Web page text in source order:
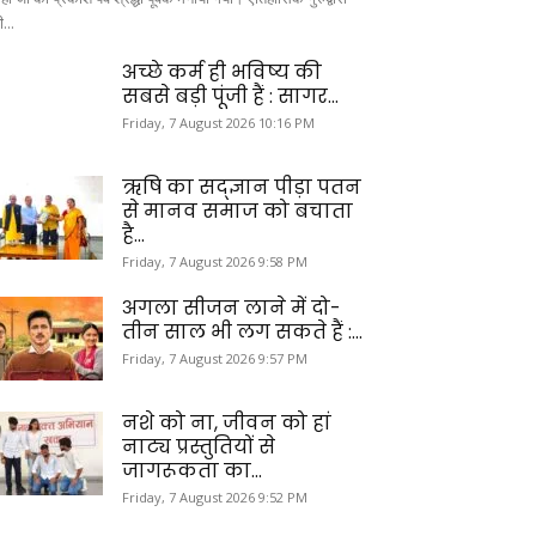
अच्छे कर्म ही भविष्य की
सबसे बड़ी पूंजी हैं : सागर...
Friday, 7 August 2026 10:16 PM
ऋषि का सद्ज्ञान पीड़ा पतन
से मानव समाज को बचाता
है...
Friday, 7 August 2026 9:58 PM
अगला सीजन लाने में दो-
तीन साल भी लग सकते हैं :...
Friday, 7 August 2026 9:57 PM
नशे को ना, जीवन को हां
नाट्य प्रस्तुतियों से
जागरूकता का...
Friday, 7 August 2026 9:52 PM